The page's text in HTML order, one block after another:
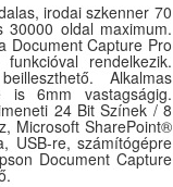
irodai szkenner 70
30000 oldal maximum.
Document Capture Pro
rendelkezik.
Alkalmas
is 6mm vastagságig.
24 Bit Színek / 8
Microsoft SharePoint®
USB-re, számítógépre
Document Capture